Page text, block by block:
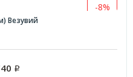
-8%
Везувий
Р